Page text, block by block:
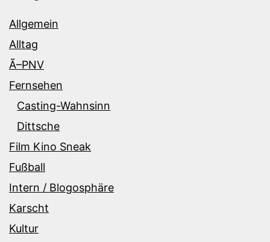
Allgemein
Alltag
Ã–PNV
Fernsehen
Casting-Wahnsinn
Dittsche
Film Kino Sneak
Fußball
Intern / Blogosphäre
Karscht
Kultur